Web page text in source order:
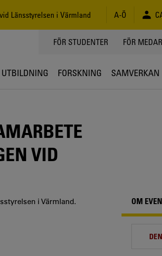
Länsstyrelsen i Värmland A-Ö
TOPPMENY
FÖR STUDENTER FÖR
UTBILDNING FORSKNING SAMVERKAN
VID
i Värmland.
OM